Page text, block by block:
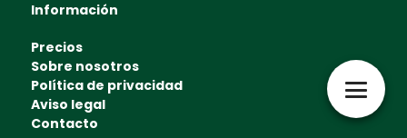
Información
Precios
Sobre nosotros
Política de privacidad
Aviso legal
Contacto